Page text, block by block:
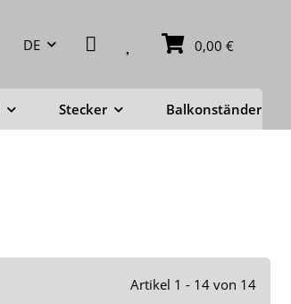
DE 0,00 €
Stecker Balkonständer
Artikel 1 - 14 von 14